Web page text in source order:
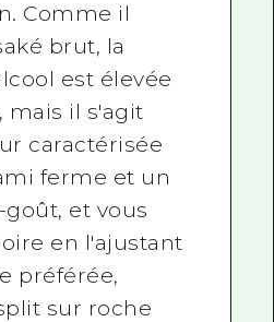
Comme il
brut, la
est élevée
mais il s'agit
caractérisée
ferme et un
et vous
en l'ajustant
préférée,
sur roche